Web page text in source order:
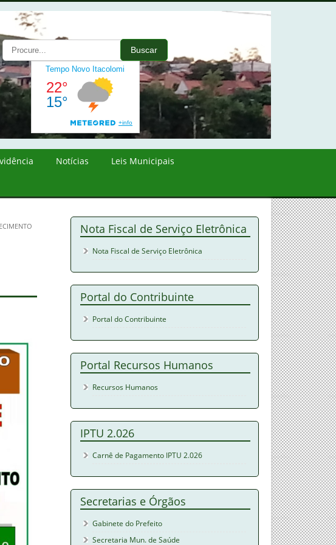
Notícias Leis Municipais
Nota Fiscal de Serviço Eletrônica
Nota Fiscal de Serviço Eletrônica
Portal do Contribuinte
Portal do Contribuinte
Portal Recursos Humanos
Recursos Humanos
IPTU 2.026
Carnê de Pagamento IPTU 2.026
Secretarias e Órgãos
Gabinete do Prefeito
Secretaria Mun. de Saúde